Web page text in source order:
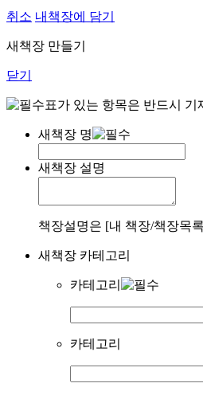
취소 내책장에 담기
새책장 만들기
닫기
표가 있는 항목은 반드시 기
새책장 명
새책장 설명
책장설명은 [내 책장/책장목
새책장 카테고리
카테고리
카테고리